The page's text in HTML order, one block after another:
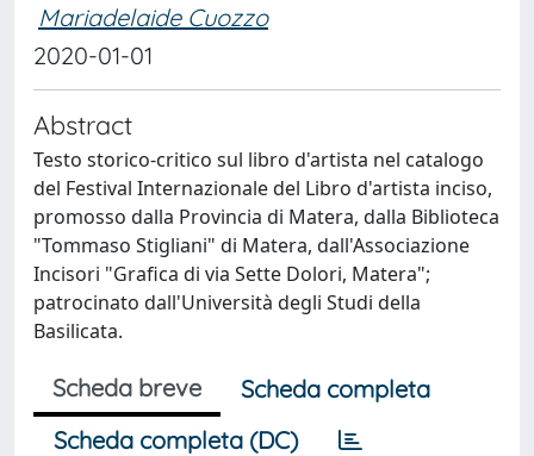
Mariadelaide Cuozzo
2020-01-01
Abstract
Testo storico-critico sul libro d'artista nel catalogo
del Festival Internazionale del Libro d'artista inciso,
promosso dalla Provincia di Matera, dalla Biblioteca
"Tommaso Stigliani" di Matera, dall'Associazione
Incisori "Grafica di via Sette Dolori, Matera";
patrocinato dall'Università degli Studi della
Basilicata.
Scheda breve
Scheda completa
Scheda completa (DC)